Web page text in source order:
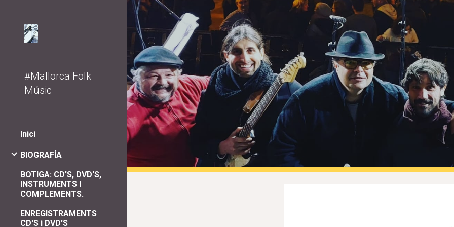
Skip to main content Skip to
#Mallorca Folk
Músic
Inici
BIOGRAFÍA
BOTIGA: CD'S, DVD'S,
INSTRUMENTS I
COMPLEMENTS.
ENREGISTRAMENTS
CD'S i DVD'S